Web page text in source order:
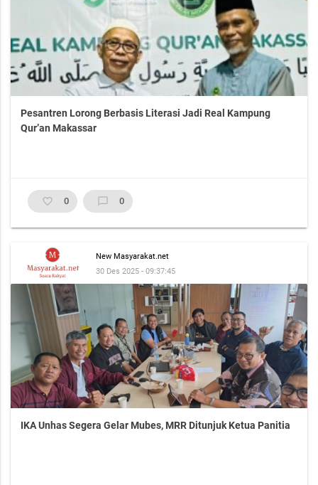
Pesantren Lorong Berbasis Literasi Jadi Real Kampung
Qur’an Makassar
favorite_border 0 chat_bubble_outline 0
New Masyarakat.net
30 Des 2025 - 09:37:45
IKA Unhas Segera Gelar Mubes, MRR Ditunjuk Ketua Panitia